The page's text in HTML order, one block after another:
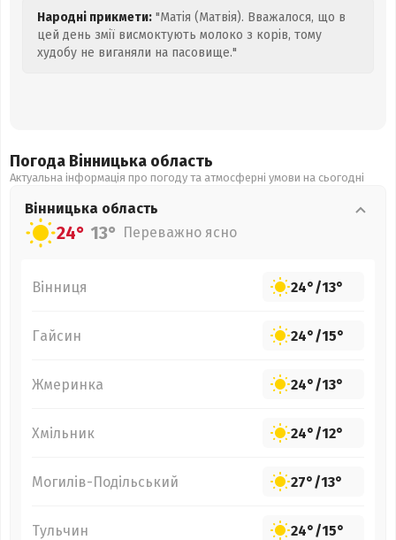
Народні прикмети: "Матія (Матвія). Вважалося, що в
цей день змії висмоктують молоко з корів, тому
худобу не виганяли на пасовище."
Погода Вінницька область
Актуальна інформація про погоду та атмосферні умови на сьогодні
Вінницька область
24° 13° Переважно ясно
Вінниця 24°/13°
Гайсин 24°/15°
Жмеринка 24°/13°
Хмільник 24°/12°
Могилів-Подільський 27°/13°
Тульчин 24°/15°